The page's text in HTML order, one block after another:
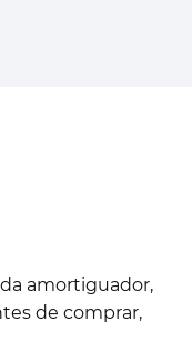
amortiguador,
de comprar,